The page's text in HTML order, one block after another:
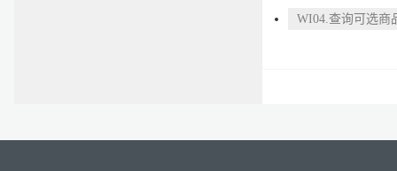
WI04.查询可选商